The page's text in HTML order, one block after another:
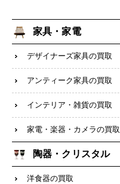
家具・家電
デザイナーズ家具の買取
アンティーク家具の買取
インテリア・雑貨の買取
家電・楽器・カメラの買取
陶器・クリスタル
洋食器の買取